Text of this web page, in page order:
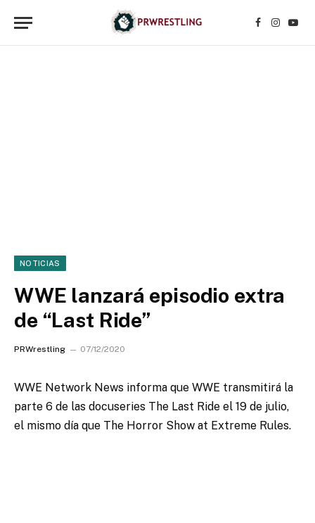
Facebook
NOTICIAS
WWE lanzará episodio extra
de “Last Ride”
PRWrestling 07/12/2020
WWE Network News informa que WWE transmitirá la
parte 6 de las docuseries The Last Ride el 19 de julio,
el mismo día que The Horror Show at Extreme Rules.